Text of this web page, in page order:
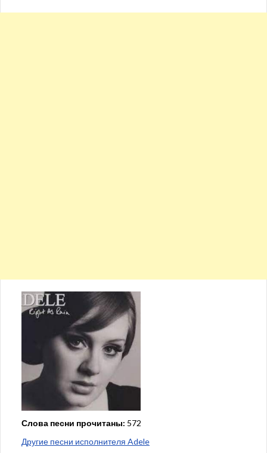
Слова песни прочитаны: 572
Другие песни исполнителя Adele